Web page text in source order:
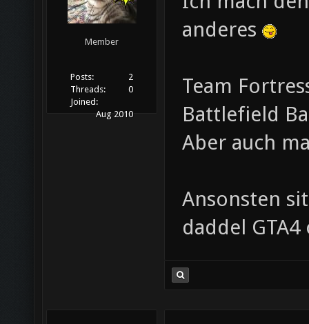
Member
Posts:
2
Threads:
0
Joined:
Aug 2010
anderes
Team
Battlefield
Aber auch
Ansonsten
daddel GTA4